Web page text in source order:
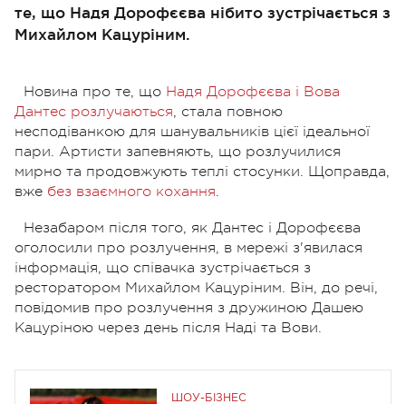
те, що Надя Дорофєєва нібито зустрічається з
Михайлом Кацуріним.
Новина про те, що Надя Дорофєєва і Вова
Дантес розлучаються, стала повною
несподіванкою для шанувальників цієї ідеальної
пари. Артисти запевняють, що розлучилися
мирно та продовжують теплі стосунки. Щоправда,
вже без взаємного кохання.
Незабаром після того, як Дантес і Дорофєєва
оголосили про розлучення, в мережі з'явилася
інформація, що співачка зустрічається з
ресторатором Михайлом Кацуріним. Він, до речі,
повідомив про розлучення з дружиною Дашею
Кацуріною через день після Наді та Вови.
ШОУ-БІЗНЕС